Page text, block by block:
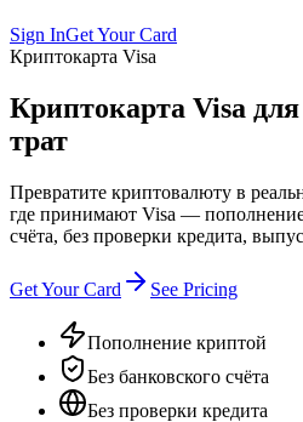
Sign InGet Your Card
Криптокарта Visa
Криптокарта Visa
трат
Превратите криптовалюту в
где принимают Visa — пополнение
счёта, без проверки кредита,
Get Your Card See Pricing
Пополнение криптой
Без банковского счёта
Без проверки кредита